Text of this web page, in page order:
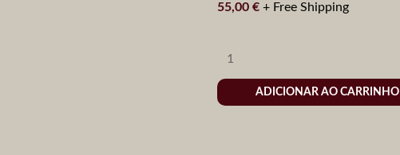
55,00 € + Free Shipping
3
ADICIONAR AO CARRINHO